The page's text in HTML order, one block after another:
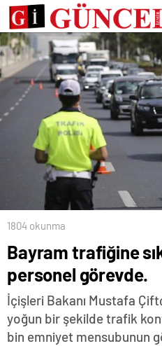
1804 okunma
Bayram trafiğine
personel görevde.
İçişleri Bakanı Mustafa
yoğun bir şekilde trafik
bin emniyet mensubunun